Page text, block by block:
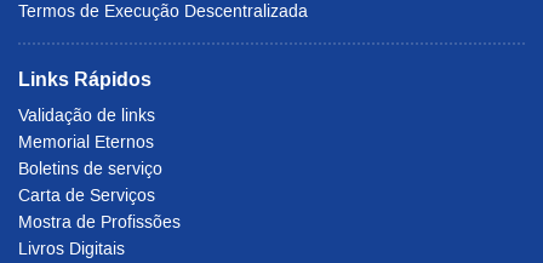
Termos de Execução Descentralizada
Links Rápidos
Validação de links
Memorial Eternos
Boletins de serviço
Carta de Serviços
Mostra de Profissões
Livros Digitais